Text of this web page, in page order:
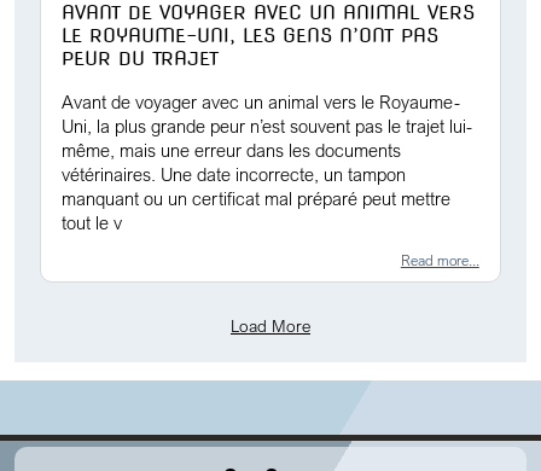
AVANT DE VOYAGER AVEC UN ANIMAL VERS
LE ROYAUME-UNI, LES GENS N’ONT PAS
PEUR DU TRAJET
Avant de voyager avec un animal vers le Royaume-
Uni, la plus grande peur n’est souvent pas le trajet lui-
même, mais une erreur dans les documents
vétérinaires. Une date incorrecte, un tampon
manquant ou un certificat mal préparé peut mettre
tout le v
Read more...
Load More